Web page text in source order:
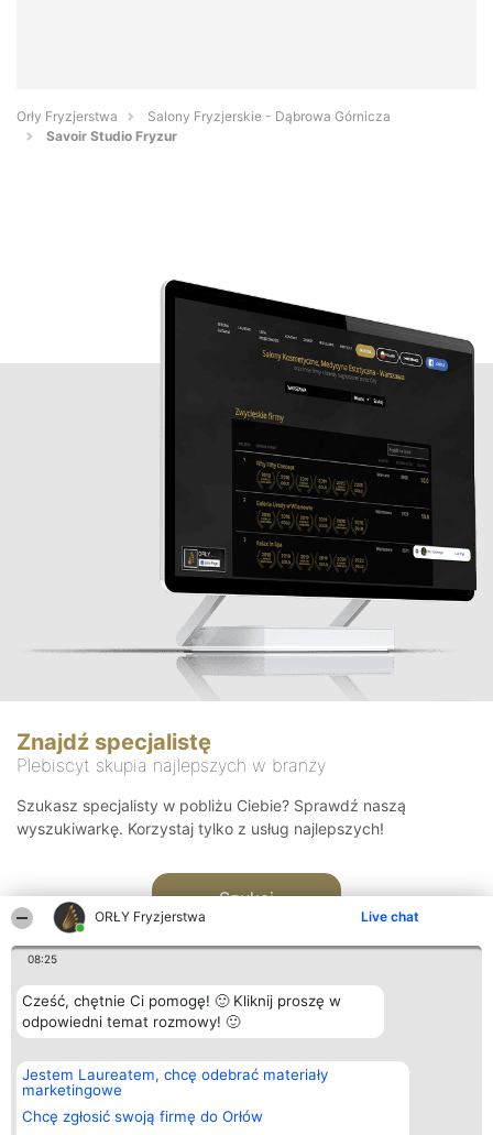
ORŁY Fryzjerstwa Live chat
08:25
Cześć, chętnie Ci pomogę! 🙂 Kliknij proszę w
odpowiedni temat rozmowy! 🙂
Jestem Laureatem, chcę odebrać materiały
marketingowe
Chcę zgłosić swoją firmę do Orłów
Orły Fryzjerstwa
Salony Fryzjerskie - Dąbrowa Górnicza
Savoir Studio Fryzur
Znajdź specjalistę
Plebiscyt skupia najlepszych w branży
Szukasz specjalisty w pobliżu Ciebie? Sprawdź naszą
wyszukiwarkę. Korzystaj tylko z usług najlepszych!
Szukaj
Organizator plebiscytu
Bright Side Solutions sp. z o.
o. sp. k.
ul. Ruska 22
Wrocław 50-079
Plebiscyt
Laureaci
wszystkich
Laureatów
Kontakt
Kontakt